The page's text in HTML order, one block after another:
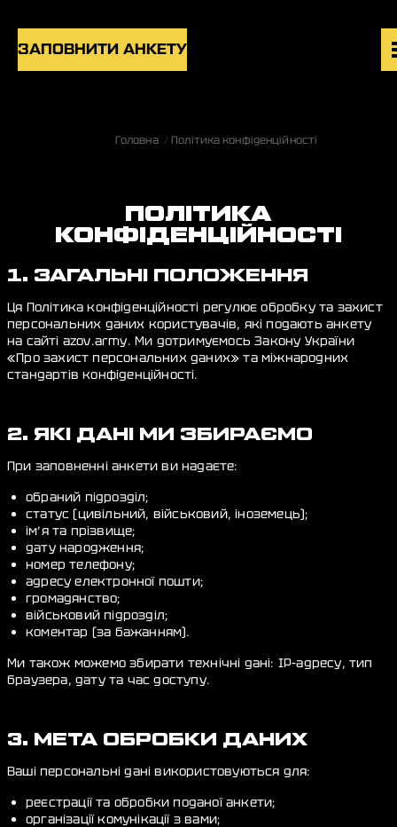
ЗАПОВНИТИ АНКЕТУ
Головна Політика конфіденційності
ПОЛІТИКА
КОНФІДЕНЦІЙНОСТІ
1. ЗАГАЛЬНІ ПОЛОЖЕННЯ
Ця Політика конфіденційності регулює обробку та захист
персональних даних користувачів, які подають анкету
на сайті azov.army. Ми дотримуємось Закону України
«Про захист персональних даних» та міжнародних
стандартів конфіденційності.
2. ЯКІ ДАНІ МИ ЗБИРАЄМО
При заповненні анкети ви надаєте:
обраний підрозділ;
статус (цивільний, військовий, іноземець);
ім’я та прізвище;
дату народження;
номер телефону;
адресу електронної пошти;
громадянство;
військовий підрозділ;
коментар (за бажанням).
Ми також можемо збирати технічні дані: IP-адресу, тип
браузера, дату та час доступу.
3. МЕТА ОБРОБКИ ДАНИХ
Ваші персональні дані використовуються для:
реєстрації та обробки поданої анкети;
організації комунікації з вами;